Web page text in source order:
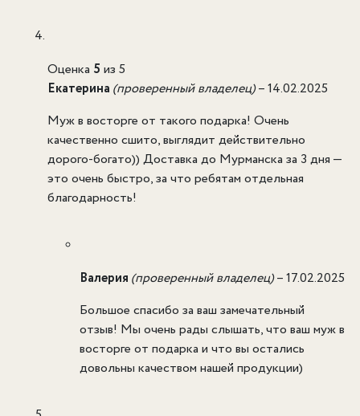
Оценка 5 из 5
Екатерина (проверенный владелец)–14.02.2025
Муж в восторге от такого подарка! Очень
качественно сшито, выглядит действительно
дорого-богато)) Доставка до Мурманска за 3 дня —
это очень быстро, за что ребятам отдельная
благодарность!
Валерия (проверенный владелец)–17.02.2025
Большое спасибо за ваш замечательный
отзыв! Мы очень рады слышать, что ваш муж в
восторге от подарка и что вы остались
довольны качеством нашей продукции)